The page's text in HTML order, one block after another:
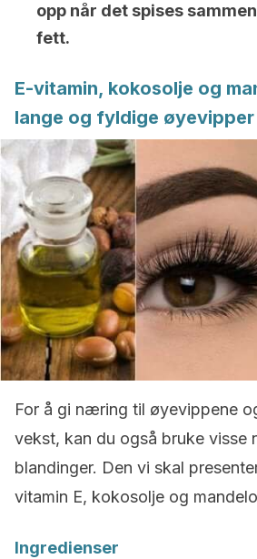
opp når det spises
fett.
E-vitamin, kokosolje og
lange og fyldige øyevipper
For å gi næring til øyevippene
vekst, kan du også bruke visse
blandinger. Den vi skal
vitamin E, kokosolje og
Ingredienser